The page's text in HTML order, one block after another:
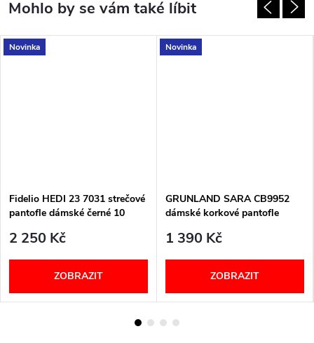
Novinka
Fidelio HEDI 23 7031 strečové
pantofle dámské černé 10
2 250 Kč
ZOBRAZIT
Novinka
GRUNLAND SARA CB9952
dámské korkové pantofle
1 390 Kč
ZOBRAZIT